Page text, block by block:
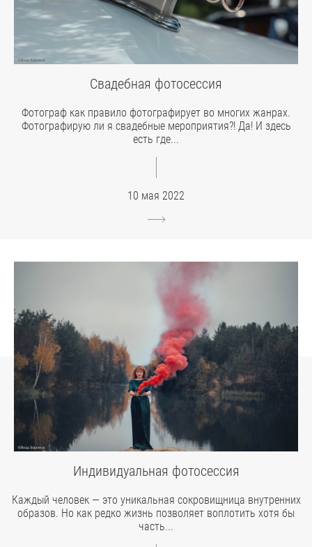
Свадебная фотосессия
Фотограф как правило фотографирует во многих жанрах.
Фотографирую ли я свадебные мероприятия?! Да! И здесь
есть где...
10 мая 2022
Индивидуальная фотосессия
Каждый человек — это уникальная сокровищница внутренних
образов. Но как редко жизнь позволяет воплотить хотя бы
часть...